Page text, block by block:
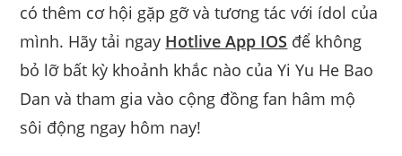
có thêm cơ hội gặp gỡ và tương tác với ídol của
mình. Hãy tải ngay Hotlive App IOS để không
bỏ lỡ bất kỳ khoảnh khắc nào của Yi Yu He Bao
Dan và tham gia vào cộng đồng fan hâm mộ
sôi động ngay hôm nay!